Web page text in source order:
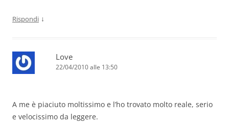
Rispondi ↓
Love
22/04/2010 alle 13:50
A me è piaciuto moltissimo e l’ho trovato molto reale, serio
e velocissimo da leggere.